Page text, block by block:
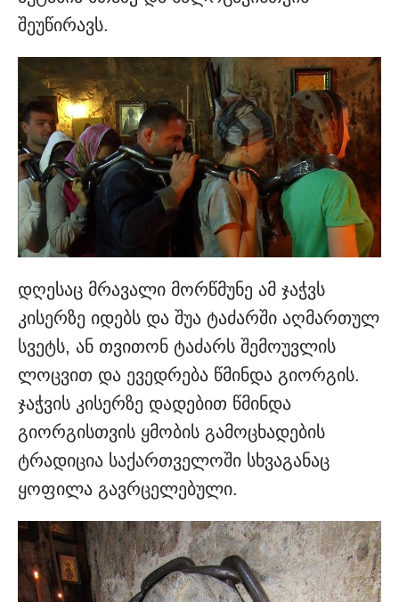
შეუწირავს.
დღესაც მრავალი მორწმუნე ამ ჯაჭვს
კისერზე იდებს და შუა ტაძარში აღმართულ
სვეტს, ან თვითონ ტაძარს შემოუვლის
ლოცვით და ევედრება წმინდა გიორგის.
ჯაჭვის კისერზე დადებით წმინდა
გიორგისთვის ყმობის გამოცხადების
ტრადიცია საქართველოში სხვაგანაც
ყოფილა გავრცელებული.